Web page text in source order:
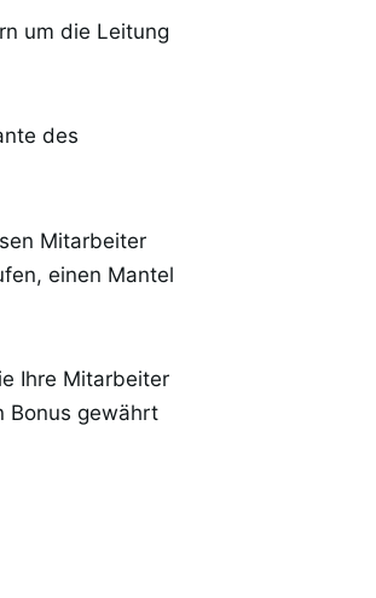
um die Leitung
des
Mitarbeiter
einen Mantel
Ihre Mitarbeiter
Bonus gewährt